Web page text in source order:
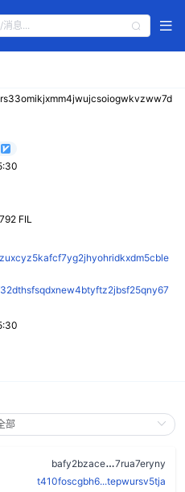
FIL
bafy2bzace
7rua7eryny
t410foscgbh6...tepwursv5tja